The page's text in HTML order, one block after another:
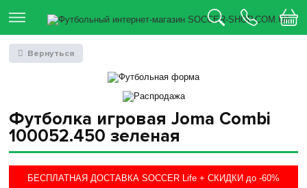
Футболка игровая Joma Combi
100052.450 зеленая
БЕСПЛАТНАЯ ДОСТАВКА SOCCER Life + СКИДКИ до -60%
Вернуться